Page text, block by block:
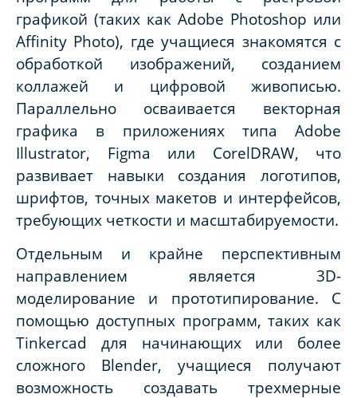
графикой (таких как Adobe Photoshop или
Affinity Photo), где учащиеся знакомятся с
обработкой изображений, созданием
коллажей и цифровой живописью.
Параллельно осваивается векторная
графика в приложениях типа Adobe
Illustrator, Figma или CorelDRAW, что
развивает навыки создания логотипов,
шрифтов, точных макетов и интерфейсов,
требующих четкости и масштабируемости.
Отдельным и крайне перспективным
направлением является 3D-
моделирование и прототипирование. С
помощью доступных программ, таких как
Tinkercad для начинающих или более
сложного Blender, учащиеся получают
возможность создавать трехмерные